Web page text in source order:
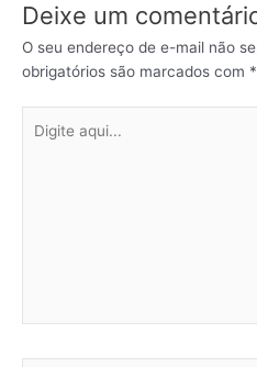
Deixe um
O seu endereço de e-mail não
obrigatórios são marcados com *
aqui...